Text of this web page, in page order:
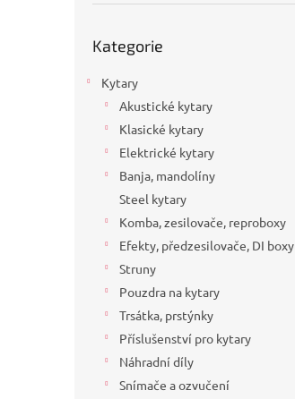
kategorie
Kategorie
Kytary
Akustické kytary
Klasické kytary
Elektrické kytary
Banja, mandolíny
Steel kytary
Komba, zesilovače, reproboxy
Efekty, předzesilovače, DI boxy
Struny
Pouzdra na kytary
Trsátka, prstýnky
Příslušenství pro kytary
Náhradní díly
Snímače a ozvučení